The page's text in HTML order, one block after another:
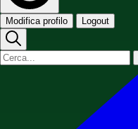
Modifica profilo Logout